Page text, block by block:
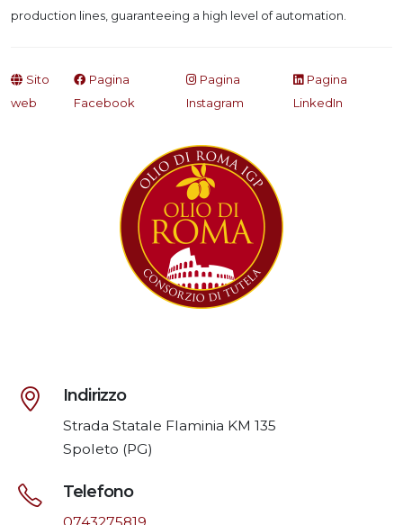
production lines, guaranteeing a high level of automation.
Sito
web
Pagina
Facebook
Pagina
Instagram
Pagina
LinkedIn
Indirizzo
Strada Statale Flaminia KM 135
Spoleto (PG)
Telefono